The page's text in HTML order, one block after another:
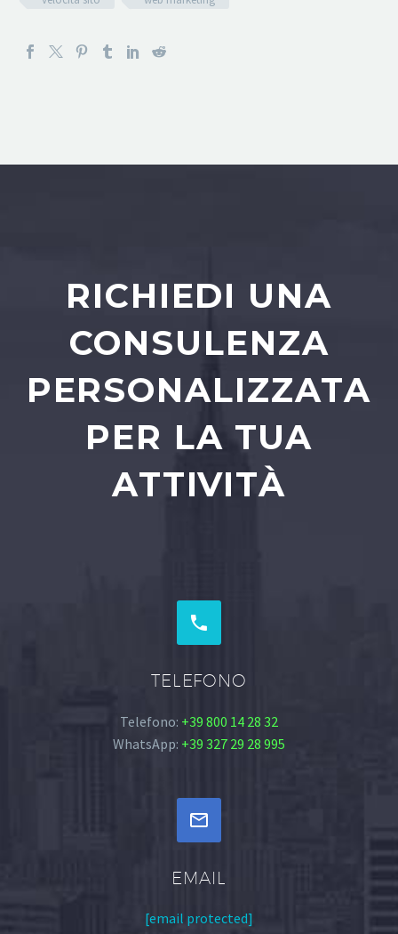
RICHIEDI UNA
CONSULENZA
PERSONALIZZATA
PER LA TUA
ATTIVITÀ


TELEFONO
Telefono: +39 800 14 28 32
WhatsApp: +39 327 29 28 995


EMAIL
[email protected]